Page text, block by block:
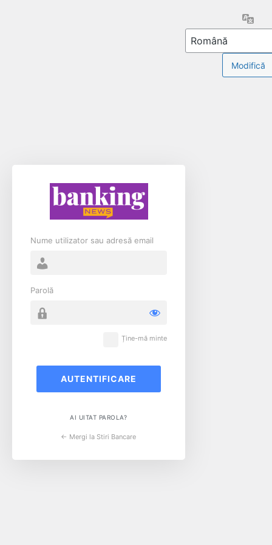
Nume utilizator sau adresă email
Parolă
Ține-mă minte
AI UITAT PAROLA?
← Mergi la Stiri Bancare